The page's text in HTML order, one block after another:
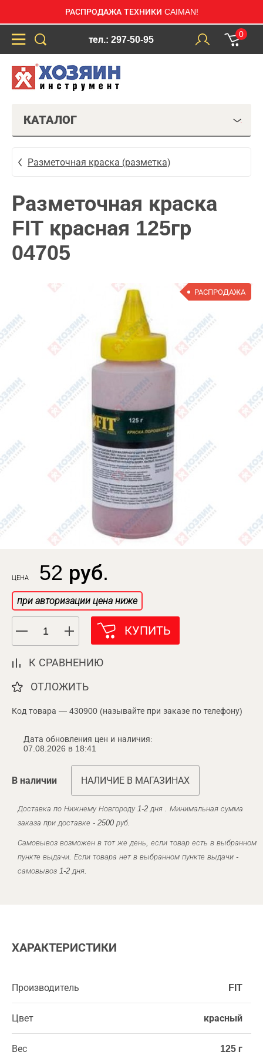
РАСПРОДАЖА ТЕХНИКИ CAIMAN!
тел.: 297-50-95
0
КАТАЛОГ
Разметочная краска (разметка)
Разметочная краска
FIT красная 125гр
04705
РАСПРОДАЖА
ЦЕНА 52 руб.
при авторизации цена ниже
КУПИТЬ
К СРАВНЕНИЮ
ОТЛОЖИТЬ
Код товара — 430900 (называйте при заказе по телефону)
Дата обновления цен и наличия:
07.08.2026 в 18:41
В наличии НАЛИЧИЕ В МАГАЗИНАХ
Доставка по Нижнему Новгороду 1-2 дня . Минимальная сумма
заказа при доставке - 2500 руб.
Самовывоз возможен в тот же день, если товар есть в выбранном
пункте выдачи. Если товара нет в выбранном пункте выдачи -
самовывоз 1-2 дня.
ХАРАКТЕРИСТИКИ
Производитель FIT
Цвет красный
Вес 125 г